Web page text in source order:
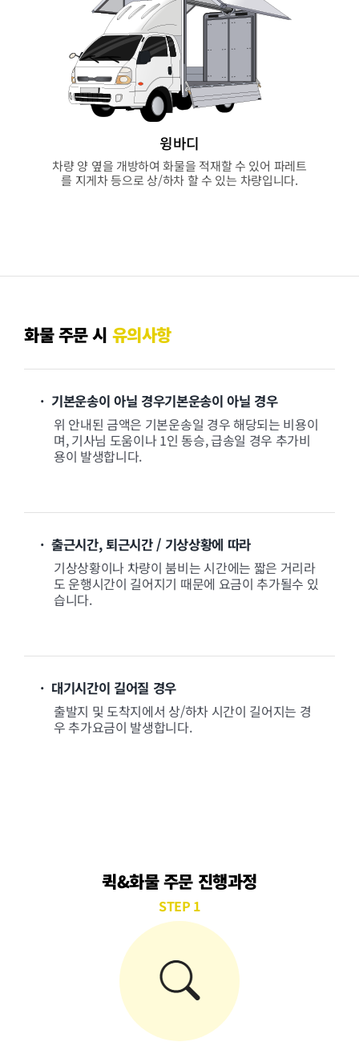
윙바디
차량 양 옆을 개방하여 화물을 적재할 수 있어 파레트
를 지게차 등으로 상/하차 할 수 있는 차량입니다.
화물 주문 시 유의사항
· 기본운송이 아닐 경우기본운송이 아닐 경우
위 안내된 금액은 기본운송일 경우 해당되는 비용이
며, 기사님 도움이나 1인 동승, 급송일 경우 추가비
용이 발생합니다.
· 출근시간, 퇴근시간 / 기상상황에 따라
기상상황이나 차량이 붐비는 시간에는 짧은 거리라
도 운행시간이 길어지기 때문에 요금이 추가될수 있
습니다.
· 대기시간이 길어질 경우
출발지 및 도착지에서 상/하차 시간이 길어지는 경
우 추가요금이 발생합니다.
퀵&화물 주문 진행과정
STEP 1